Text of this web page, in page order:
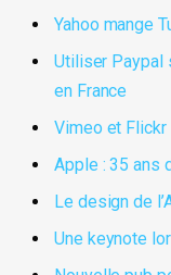
Yahoo mange
Utiliser Paypal
en France
Vimeo et Flickr
Apple : 35 ans
Le design de
Une keynote